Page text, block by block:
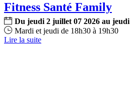
Fitness Santé Family
Du jeudi 2 juillet 07 2026 au jeudi
Mardi et jeudi de 18h30 à 19h30
Lire la suite